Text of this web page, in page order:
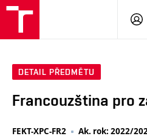
DETAIL PŘEDMĚTU
Francouzština pro
FEKT-XPC-FR2 Ak. rok: 2022/